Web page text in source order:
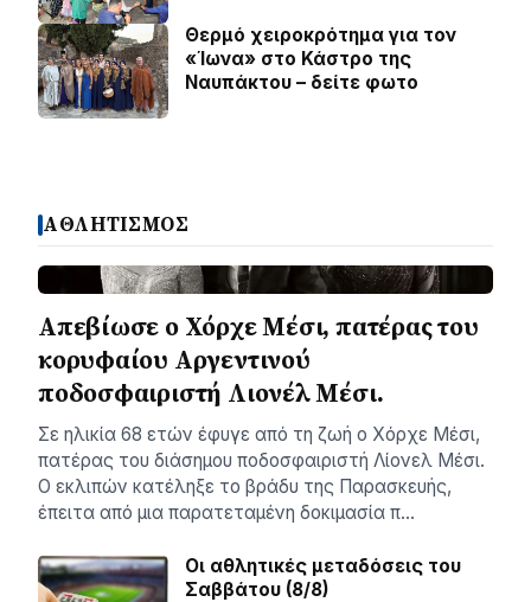
Θερμό χειροκρότημα για τον
«Ίωνα» στο Κάστρο της
Ναυπάκτου – δείτε φωτο
ΑΘΛΗΤΙΣΜΟΣ
Απεβίωσε ο Χόρχε Μέσι, πατέρας του
κορυφαίου Αργεντινού
ποδοσφαιριστή Λιονέλ Μέσι.
Σε ηλικία 68 ετών έφυγε από τη ζωή ο Χόρχε Μέσι,
πατέρας του διάσημου ποδοσφαιριστή Λίονελ Μέσι.
Ο εκλιπών κατέληξε το βράδυ της Παρασκευής,
έπειτα από μια παρατεταμένη δοκιμασία π…
Οι αθλητικές μεταδόσεις του
Σαββάτου (8/8)